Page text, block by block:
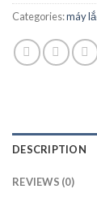
Categories:máy
DESCRIPTION
REVIEWS (0)